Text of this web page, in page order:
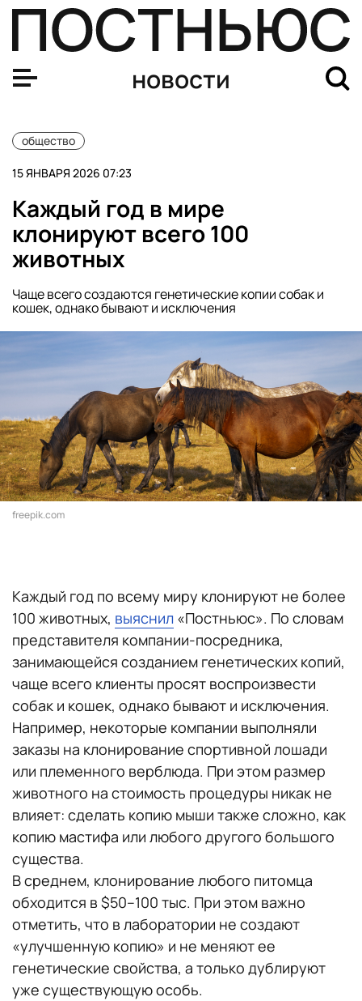
новости
общество
15 ЯНВАРЯ 2026 07:23
Каждый год в мире
клонируют всего 100
животных
Чаще всего создаются генетические копии собак и
кошек, однако бывают и исключения
freepik.com
Каждый год по всему миру клонируют не более
100 животных, выяснил «Постньюс». По словам
представителя компании-посредника,
занимающейся созданием генетических копий,
чаще всего клиенты просят воспроизвести
собак и кошек, однако бывают и исключения.
Например, некоторые компании выполняли
заказы на клонирование спортивной лошади
или племенного верблюда. При этом размер
животного на стоимость процедуры никак не
влияет: сделать копию мыши также сложно, как
копию мастифа или любого другого большого
существа.
В среднем, клонирование любого питомца
обходится в $50–100 тыс. При этом важно
отметить, что в лаборатории не создают
«улучшенную копию» и не меняют ее
генетические свойства, а только дублируют
уже существующую особь.
Безюков из ФНПР объяснил, как легально не пойти на